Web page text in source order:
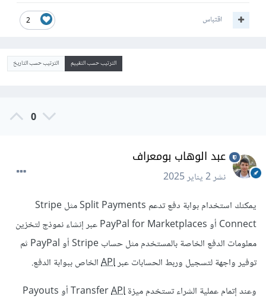
2 اقتباس
الترتيب حسب التقييم الترتيب حسب التاريخ
0
عبد الوهاب بومعراف
نشر2 يناير 2025
يمكنك استخدام بوابة دفع تدعم Split Payments مثل Stripe
Connect أو PayPal for Marketplaces عبر إنشاء نموذج لتخزين
معلومات الدفع الخاصة بالمستخدم مثل حساب Stripe أو PayPal ثم
توفير واجهة لتسجيل وربط الحسابات عبرAPIالخاص ببوابة الدفع.
وعند إتمام عملية الشراء تستخدم ميزة TransferAPI
أو Payouts